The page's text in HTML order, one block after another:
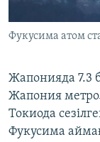
Басқа
Фукусима атом
Жапонияда 7.3
Жапония
Токиода
Фукусима